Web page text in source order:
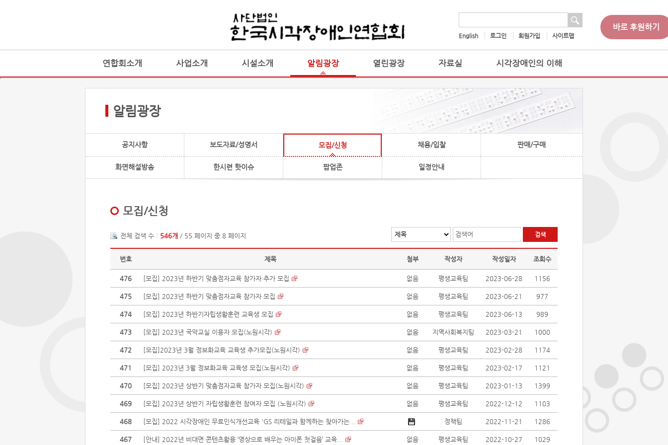
English 로그인 회원가입 사이트맵
바로 후원하기
연합회소개 사업소개 시설소개 알림광장 열린광장 자료실 시각장애인의 이해
알림광장
공지사항 보도자료/성명서 모집/신청 채용/입찰 판매/구매
화면해설방송 한시련 핫이슈 팝업존 일정안내
모집/신청
검색어
전체 검색 수 : 546개 / 55 페이지 중 8 페이지
번호 제목 첨부 작성자 작성일자 조회수
476 [모집] 2023년 하반기 맞춤점자교육 참가자 추가 모집 없음 평생교육팀 2023-06-28 1156
475 [모집] 2023년 하반기 맞춤점자교육 참가자 모집 없음 평생교육팀 2023-06-21 977
474 [모집] 2023년 하반기자립생활훈련 교육생 모집 없음 평생교육팀 2023-06-13 989
473 [모집] 2023년 국악교실 이용자 모집(노원시각) 없음 지역사회복지팀 2023-03-21 1000
472 [모집]2023년 3월 정보화교육 교육생 추가모집(노원시각) 없음 평생교육팀 2023-02-28 1174
471 [모집] 2023년 3월 정보화교육 교육생 모집(노원시각) 없음 평생교육팀 2023-02-17 1121
470 [모집] 2023년 상반기 맞춤점자교육 참가자 모집(노원시각) 없음 평생교육팀 2023-01-13 1399
469 [모집] 2023년 상반기 자립생활훈련 참여자 모집 (노원시각) 없음 평생교육팀 2022-12-12 1103
468 [모집] 2022 시각장애인 무료인식개선교육 'GS 리테일과 함께하는 찾아가는... 정책팀 2022-11-21 1286
467 [안내] 2022년 비대면 콘텐츠활용 ‘영상으로 배우는 아이폰 첫걸음’ 교육... 없음 평생교육팀 2022-10-27 1029